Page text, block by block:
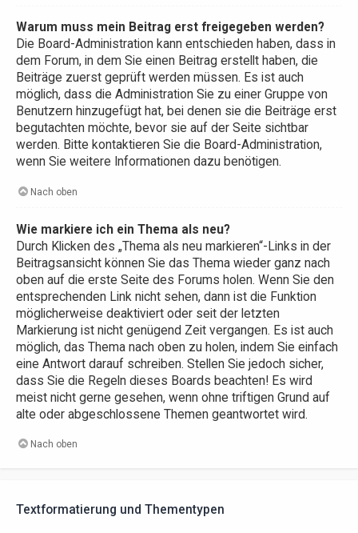
Warum muss mein Beitrag erst freigegeben werden?
Die Board-Administration kann entschieden haben, dass in
dem Forum, in dem Sie einen Beitrag erstellt haben, die
Beiträge zuerst geprüft werden müssen. Es ist auch
möglich, dass die Administration Sie zu einer Gruppe von
Benutzern hinzugefügt hat, bei denen sie die Beiträge erst
begutachten möchte, bevor sie auf der Seite sichtbar
werden. Bitte kontaktieren Sie die Board-Administration,
wenn Sie weitere Informationen dazu benötigen.
Nach oben
Wie markiere ich ein Thema als neu?
Durch Klicken des „Thema als neu markieren“-Links in der
Beitragsansicht können Sie das Thema wieder ganz nach
oben auf die erste Seite des Forums holen. Wenn Sie den
entsprechenden Link nicht sehen, dann ist die Funktion
möglicherweise deaktiviert oder seit der letzten
Markierung ist nicht genügend Zeit vergangen. Es ist auch
möglich, das Thema nach oben zu holen, indem Sie einfach
eine Antwort darauf schreiben. Stellen Sie jedoch sicher,
dass Sie die Regeln dieses Boards beachten! Es wird
meist nicht gerne gesehen, wenn ohne triftigen Grund auf
alte oder abgeschlossene Themen geantwortet wird.
Nach oben
Textformatierung und Thementypen